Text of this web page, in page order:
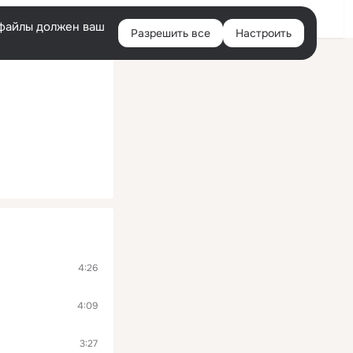
Войти
должен ваш
Разрешить все Настроить
4:26
4:09
3:27